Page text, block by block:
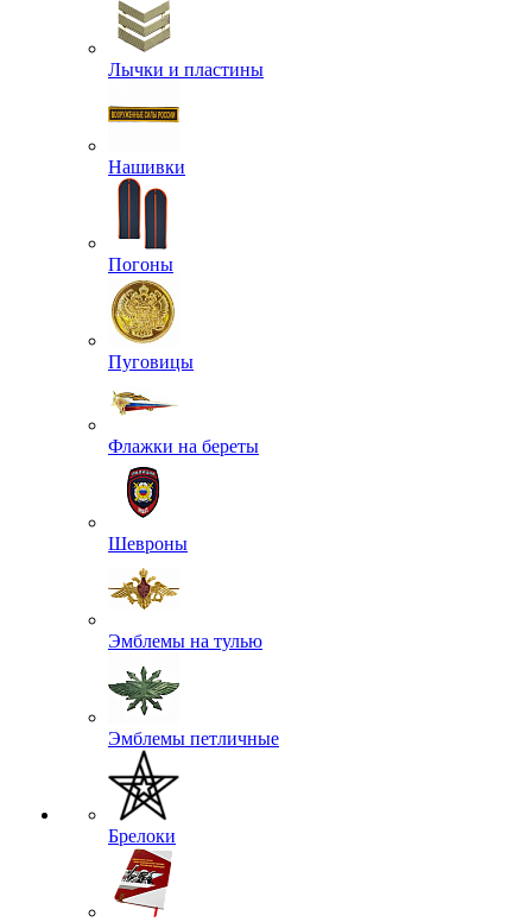
Лычки и пластины
Нашивки
Погоны
Пуговицы
Флажки на береты
Шевроны
Эмблемы на тулью
Эмблемы петличные
Брелоки